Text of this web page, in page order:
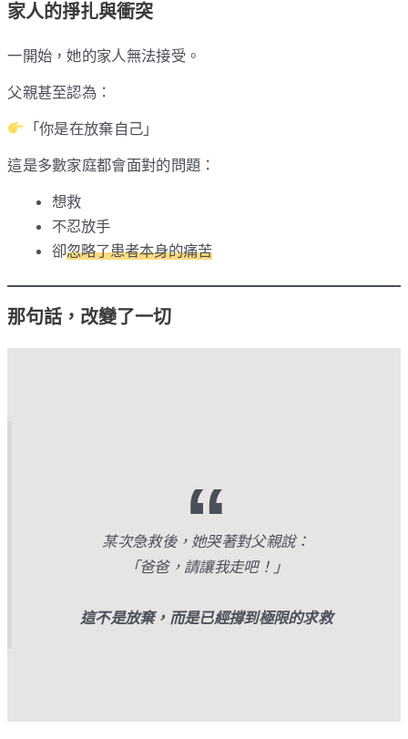
家人的掙扎與衝突
一開始，她的家人無法接受。
父親甚至認為：
「你是在放棄自己」
這是多數家庭都會面對的問題：
想救
不忍放手
卻忽略了患者本身的痛苦
那句話，改變了一切
某次急救後，她哭著對父親說：
「爸爸，請讓我走吧！」
這不是放棄，而是已經撐到極限的求救